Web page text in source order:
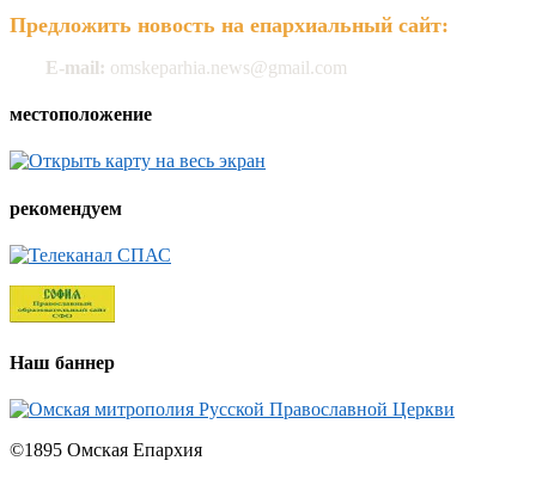
Предложить новость на епархиальный сайт:
E-mail: omskeparhia.news@gmail.com
местоположение
рекомендуем
Наш баннер
©1895 Омская Епархия